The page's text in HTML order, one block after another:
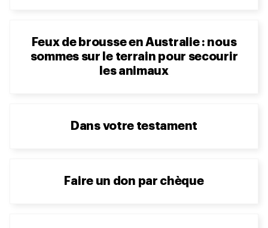
Feux de brousse en Australie : nous
sommes sur le terrain pour secourir
les animaux
Dans votre testament
Faire un don par chèque